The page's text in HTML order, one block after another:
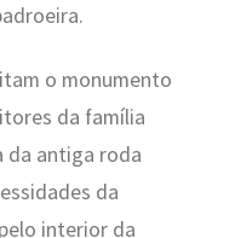
o monumento
da família
da antiga roda
da
interior da